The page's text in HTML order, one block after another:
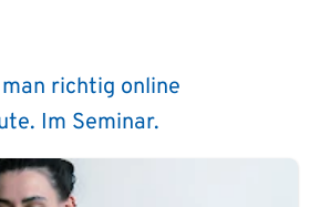
richtig online
Im Seminar.